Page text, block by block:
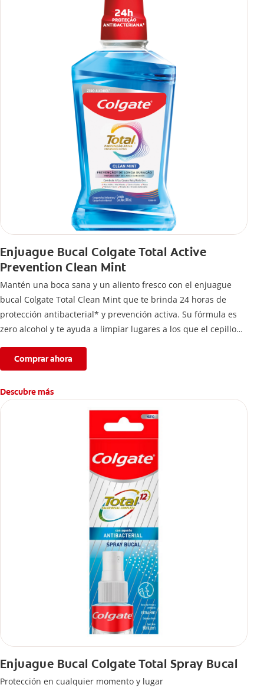
Enjuague Bucal Colgate Total Active
Prevention Clean Mint
Mantén una boca sana y un aliento fresco con el enjuague
bucal Colgate Total Clean Mint que te brinda 24 horas de
protección antibacterial* y prevención activa. Su fórmula es
zero alcohol y te ayuda a limpiar lugares a los que el cepillo
Comprar ahora
Descubre más
Enjuague Bucal Colgate Total Spray Bucal
Protección en cualquier momento y lugar